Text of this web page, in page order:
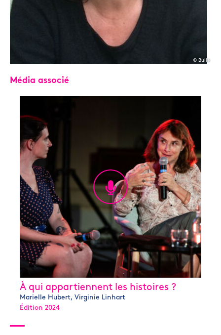
© Bulle
Média associé
À qui appartiennent les histoires ?
Marielle Hubert, Virginie Linhart
Édition 2024